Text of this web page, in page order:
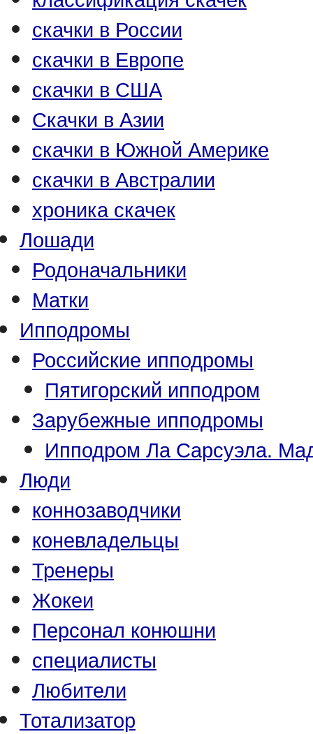
скачки в России
скачки в Европе
скачки в США
Скачки в Азии
скачки в Южной Америке
скачки в Австралии
хроника скачек
Лошади
Родоначальники
Матки
Ипподромы
Российские ипподромы
Пятигорский ипподром
Зарубежные ипподромы
Ипподром Ла Сарсуэла.
Люди
коннозаводчики
коневладельцы
Тренеры
Жокеи
Персонал конюшни
специалисты
Любители
Тотализатор